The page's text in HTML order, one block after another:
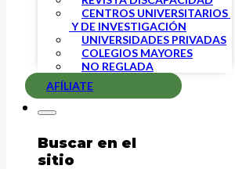
CENTROS UNIVERSITARIOS
Y DE INVESTIGACIÓN
UNIVERSIDADES PRIVADAS
COLEGIOS MAYORES
NO REGLADA
AFÍLIATE
Buscar en el
sitio
A continuación, puedes